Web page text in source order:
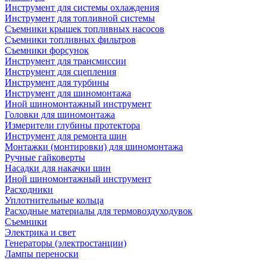
Инструмент для системы охлаждения
Инструмент для топливной системы
Съемники крышек топливных насосов
Съемники топливных фильтров
Съемники форсунок
Инструмент для трансмиссии
Инструмент для сцепления
Инструмент для турбины
Инструмент для шиномонтажа
Иной шиномонтажный инструмент
Головки для шиномонтажа
Измерители глубины протектора
Инструмент для ремонта шин
Монтажки (монтировки) для шиномонтажа
Ручные гайковерты
Насадки для накачки шин
Иной шиномонтажный инструмент
Расходники
Уплотнительные кольца
Расходные материалы для термовоздуходувок
Съемники
Электрика и свет
Генераторы (электростанции)
Лампы переноски